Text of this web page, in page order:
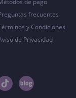
de pago
frecuentes
y Condiciones
de Privacidad